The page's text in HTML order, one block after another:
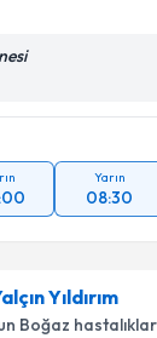
Yarın
08:30
Yıldırım
Boğaz